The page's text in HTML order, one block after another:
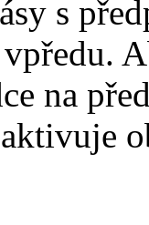
s
na